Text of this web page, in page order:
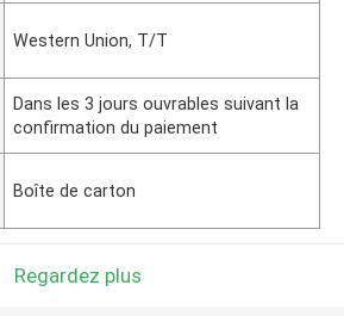
Western Union, T/T
Dans les 3 jours ouvrables suivant la
confirmation du paiement
Boîte de carton
Regardez plus